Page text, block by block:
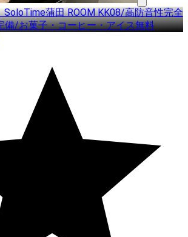
蒲田 ROOM KK08/高防音性完全
備/お菓子・コーヒー・アイス無料